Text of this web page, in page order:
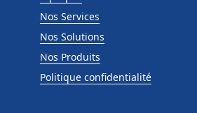
Nos Services
Nos Solutions
Nos Produits
Politique confidentialité